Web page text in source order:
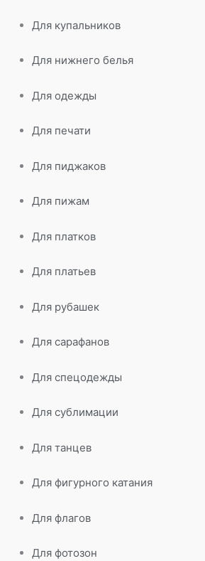
Для купальников
Для нижнего белья
Для одежды
Для печати
Для пиджаков
Для пижам
Для платков
Для платьев
Для рубашек
Для сарафанов
Для спецодежды
Для сублимации
Для танцев
Для фигурного катания
Для флагов
Для фотозон